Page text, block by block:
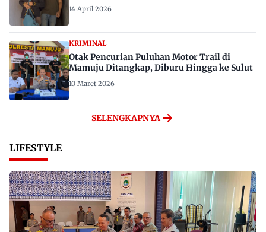
14 April 2026
KRIMINAL
Otak Pencurian Puluhan Motor Trail di
Mamuju Ditangkap, Diburu Hingga ke Sulut
10 Maret 2026
SELENGKAPNYA
LIFESTYLE